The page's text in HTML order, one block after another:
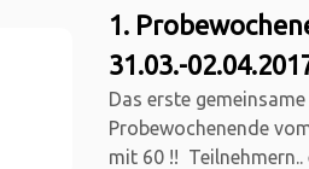
1.
31.03.-
Das erste
Probewochenende
mit 60 !!